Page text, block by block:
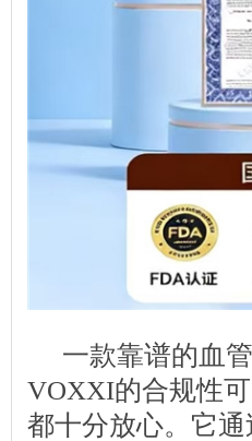
一款靠谱的血
VOXXI的合规性
都十分放心。它